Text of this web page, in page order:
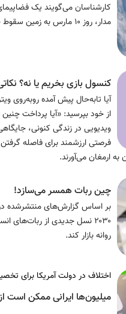
مدار، روز ۱۰ مارس به زمین سقوط خواهد کرد.
کنسول بازی بخریم یا نه؟
آیا تابه‌حال پیش آمده روبه‌روی
از خود بپرسید: «آیا پرداخت
ویدیویی در زندگی کنونی،
فرصتی ارزشمند برای فاصله
ارمغان می‌آورند.
چین ربات همسر می‌سازد!
بر اساس گزارش‌های منتشرشده
۲۰۳۰ نسل جدیدی از
روانه بازار کند.
اختلاف در دولت آمریکا برای